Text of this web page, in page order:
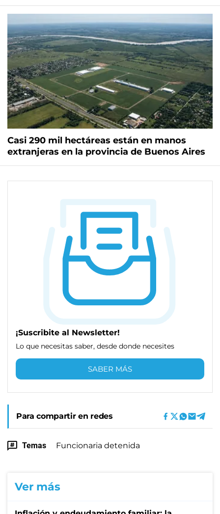
Casi 290 mil hectáreas están en manos
extranjeras en la provincia de Buenos Aires
¡Suscribite al Newsletter!
Lo que necesitas saber, desde donde necesites
SABER MÁS
Para compartir en redes
Temas Funcionaria detenida
Ver más